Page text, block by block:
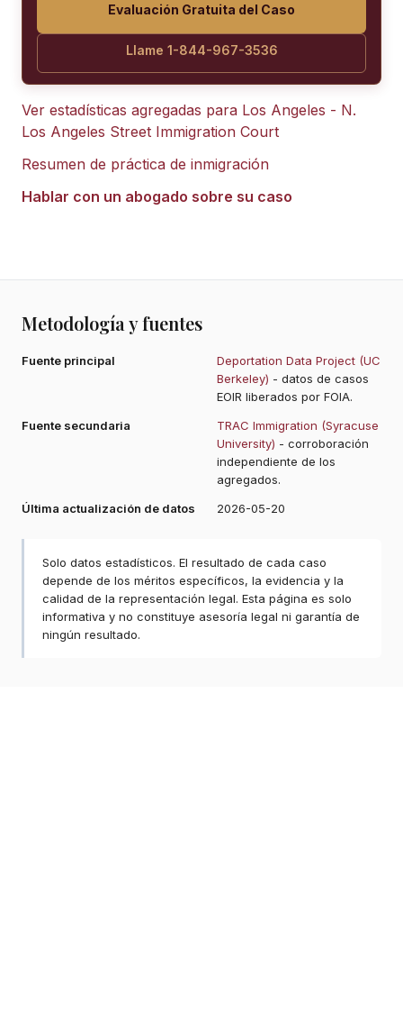
Evaluación Gratuita del Caso
Llame 1-844-967-3536
Ver estadísticas agregadas para Los Angeles - N.
Los Angeles Street Immigration Court
Resumen de práctica de inmigración
Hablar con un abogado sobre su caso
Metodología y fuentes
Fuente principal
Deportation Data Project (UC
Berkeley) - datos de casos
EOIR liberados por FOIA.
Fuente secundaria
TRAC Immigration (Syracuse
University) - corroboración
independiente de los
agregados.
Última actualización de datos
2026-05-20
Solo datos estadísticos. El resultado de cada caso
depende de los méritos específicos, la evidencia y la
calidad de la representación legal. Esta página es solo
informativa y no constituye asesoría legal ni garantía de
ningún resultado.